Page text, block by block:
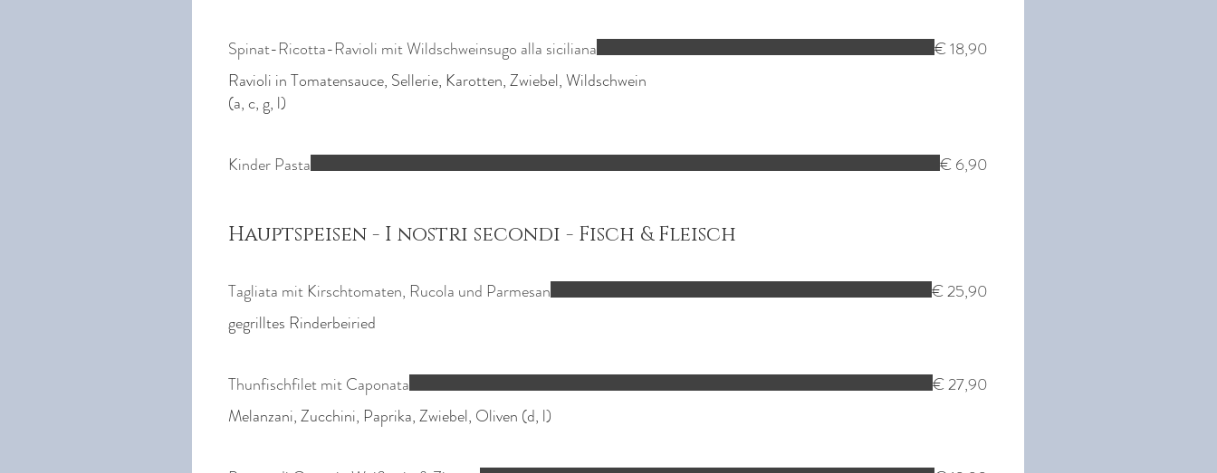
Spinat-Ricotta-Ravioli mit Wildschweinsugo alla siciliana
Ravioli in Tomatensauce, Sellerie, Karotten, Zwiebel, Wildschwein
(a, c, g, l)
€ 18,90
Kinder Pasta € 6,90
Hauptspeisen - I nostri secondi - Fisch & Fleisch
Tagliata mit Kirschtomaten, Rucola und Parmesan
gegrilltes Rinderbeiried
€ 25,90
Thunfischfilet mit Caponata
Melanzani, Zucchini, Paprika, Zwiebel, Oliven (d, l)
€ 27,90